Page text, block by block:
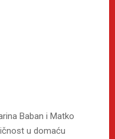
Baban i Matko
u domaću